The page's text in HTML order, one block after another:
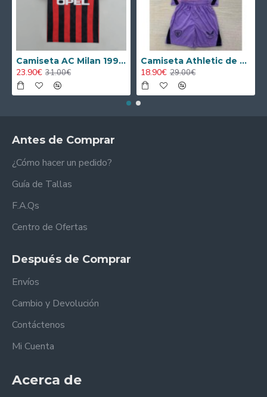
Camiseta AC Milan 1995/1996 Local Retro
23.90€ 31.00€
Camiseta Athletic de Bilbao 2024/2025 Alternativo Niño Kit
18.90€ 29.00€
Antes de Comprar
¿Cómo hacer un pedido?
Guía de Tallas
F.A.Qs
Centro de Ofertas
Después de Comprar
Envíos
Cambio y Devolución
Contáctenos
Mi Cuenta
Acerca de